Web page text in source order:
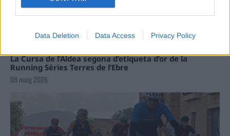
Data Deletion Data Access Privacy Policy
La Cursa de l’Aldea segona d’etiqueta d’or de la
Running Sèries Terres de l’Ebre
09 maig 2026